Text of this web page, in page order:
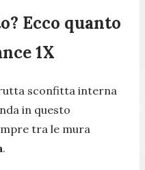
Ecco quanto
1X
sconfitta interna
in questo
tra le mura
.